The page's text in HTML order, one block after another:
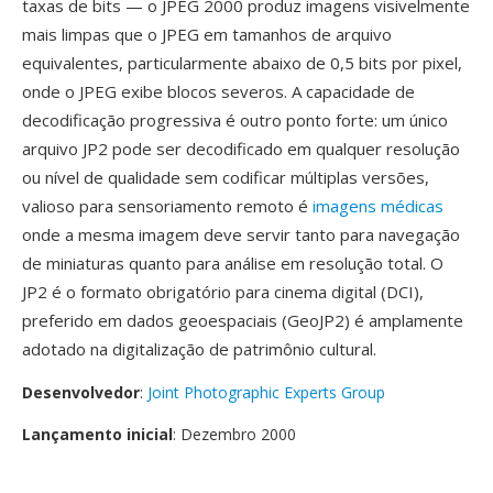
taxas de bits — o JPEG 2000 produz imagens visivelmente
mais limpas que o JPEG em tamanhos de arquivo
equivalentes, particularmente abaixo de 0,5 bits por pixel,
onde o JPEG exibe blocos severos. A capacidade de
decodificação progressiva é outro ponto forte: um único
arquivo JP2 pode ser decodificado em qualquer resolução
ou nível de qualidade sem codificar múltiplas versões,
valioso para sensoriamento remoto é imagens médicas
onde a mesma imagem deve servir tanto para navegação
de miniaturas quanto para análise em resolução total. O
JP2 é o formato obrigatório para cinema digital (DCI),
preferido em dados geoespaciais (GeoJP2) é amplamente
adotado na digitalização de patrimônio cultural.
Desenvolvedor: Joint Photographic Experts Group
Lançamento inicial: Dezembro 2000